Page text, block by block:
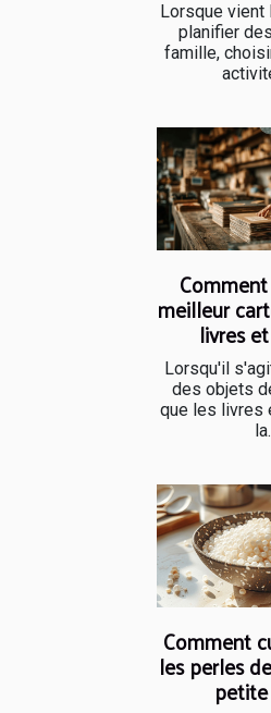
Lorsque vient
planifier
famille,
meilleur
livres
Lorsqu'il
des objets
que les livres
Comment
les perles